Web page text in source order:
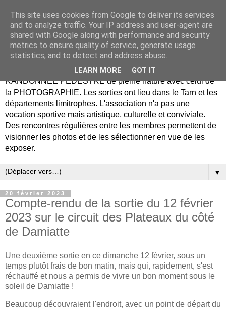
Association Rando Photo
Tarn
Notre association propose de combiner le plaisir de la
RANDONNÉE PÉDESTRE de pleine nature avec celui de
la PHOTOGRAPHIE. Les sorties ont lieu dans le Tarn et les
départements limitrophes. L'association n'a pas une
vocation sportive mais artistique, culturelle et conviviale.
Des rencontres régulières entre les membres permettent de
visionner les photos et de les sélectionner en vue de les
exposer.
▼
20 février 2023
Compte-rendu de la sortie du 12 février
2023 sur le circuit des Plateaux du côté
de Damiatte
Une deuxième sortie en ce dimanche 12 février, sous un
temps plutôt frais de bon matin, mais qui, rapidement, s'est
réchauffé et nous a permis de vivre un bon moment sous le
soleil de Damiatte !
Beaucoup découvraient l'endroit, avec un point de départ du
This site uses cookies from Google to deliver its services
and to analyze traffic. Your IP address and user-agent are
shared with Google along with performance and security
metrics to ensure quality of service, generate usage
statistics, and to detect and address abuse.
LEARN MORE GOT IT